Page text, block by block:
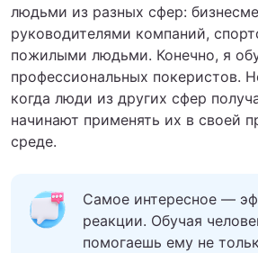
людьми из разных сфер:
руководителями компаний,
пожилыми людьми. Конечно, я
профессиональных покеристов.
когда люди из других сфер
начинают применять их в своей
среде.
Самое интересное —
реакции. Обучая
помогаешь ему не